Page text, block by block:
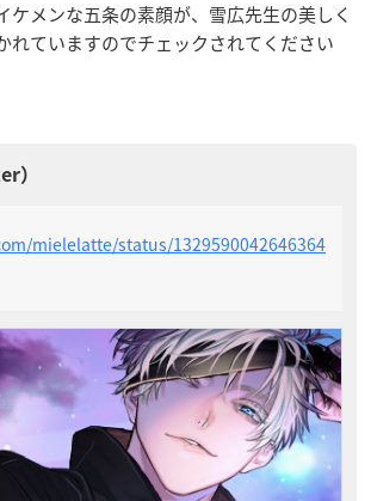
ケメンな五条の素顔が、雪広先生の美しく
れていますのでチェックされてください
mielelatte/status/1329590042646364